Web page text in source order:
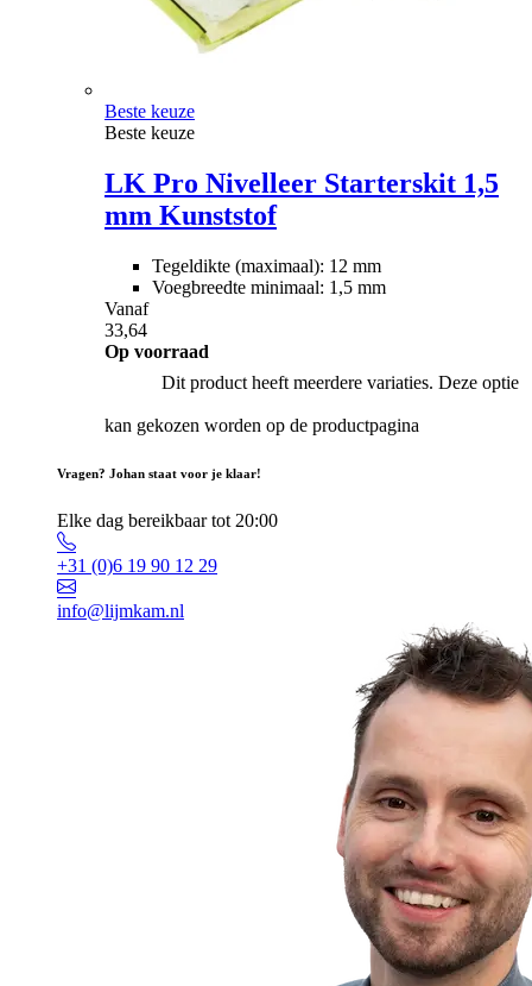
Beste keuze
Beste keuze
LK Pro Nivelleer Starterskit 1,5
mm Kunststof
Tegeldikte (maximaal): 12 mm
Voegbreedte minimaal: 1,5 mm
Vanaf
33,64
Op voorraad
Dit product heeft meerdere variaties. Deze optie
kan gekozen worden op de productpagina
Vragen? Johan staat voor je klaar!
Elke dag bereikbaar tot 20:00
+31 (0)6 19 90 12 29
info@lijmkam.nl